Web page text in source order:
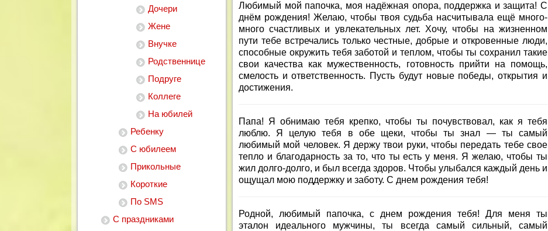
Дочери
Жене
Внучке
Родственнице
Подруге
Коллеге
На юбилей
Ребенку
С юбилеем
Прикольные
Короткие
По SMS
С праздниками
Любимый мой папочка, моя надёжная опора, поддержка и защита! С
днём рождения! Желаю, чтобы твоя судьба насчитывала ещё много-
много счастливых и увлекательных лет. Хочу, чтобы на жизненном
пути тебе встречались только честные, добрые и откровенные люди,
способные окружить тебя заботой и теплом, чтобы ты сохранил такие
свои качества как мужественность, готовность прийти на помощь,
смелость и ответственность. Пусть будут новые победы, открытия и
достижения.
Папа! Я обнимаю тебя крепко, чтобы ты почувствовал, как я тебя
люблю. Я целую тебя в обе щеки, чтобы ты знал — ты самый
любимый мой человек. Я держу твои руки, чтобы передать тебе свое
тепло и благодарность за то, что ты есть у меня. Я желаю, чтобы ты
жил долго-долго, и был всегда здоров. Чтобы улыбался каждый день и
ощущал мою поддержку и заботу. С днем рождения тебя!
Родной, любимый папочка, с днем рождения тебя! Для меня ты
эталон идеального мужчины, ты всегда самый сильный, самый